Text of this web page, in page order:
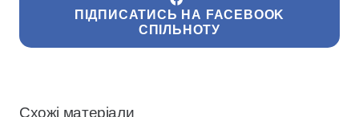
ПІДПИСАТИСЬ НА FACEBOOK
СПІЛЬНОТУ
Схожі матеріали